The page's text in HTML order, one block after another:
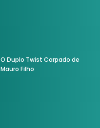
O Duplo Twist Carpado de
Mauro Filho